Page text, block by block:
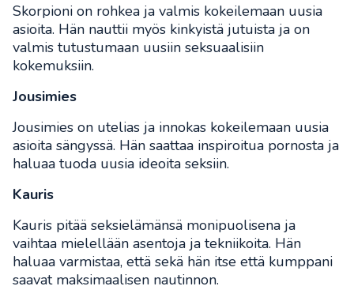
Skorpioni on rohkea ja valmis kokeilemaan uusia
asioita. Hän nauttii myös kinkyistä jutuista ja on
valmis tutustumaan uusiin seksuaalisiin
kokemuksiin.
Jousimies
Jousimies on utelias ja innokas kokeilemaan uusia
asioita sängyssä. Hän saattaa inspiroitua pornosta ja
haluaa tuoda uusia ideoita seksiin.
Kauris
Kauris pitää seksielämänsä monipuolisena ja
vaihtaa mielellään asentoja ja tekniikoita. Hän
haluaa varmistaa, että sekä hän itse että kumppani
saavat maksimaalisen nautinnon.